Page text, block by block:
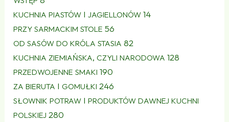
KUCHNIA PIASTÓW IJAGIELLONÓW 14
PRZY SARMACKIM STOLE 56
OD SASÓW DO KRÓLA STASIA 82
KUCHNIA ZIEMIAŃSKA, CZYLI NARODOWA 128
PRZEDWOJENNE SMAKI 190
ZA BIERUTA I GOMUŁKI 246
SŁOWNIK POTRAW IPRODUKTÓW DAWNEJ KUCHNI
POLSKIEJ 280